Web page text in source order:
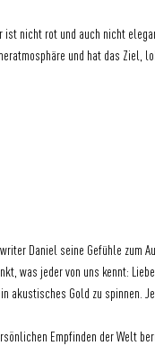
ist nicht rot und auch nicht
und hat das Ziel,
Daniel seine Gefühle zum
was jeder von uns kennt:
akustisches Gold zu spinnen.
Empfinden der Welt